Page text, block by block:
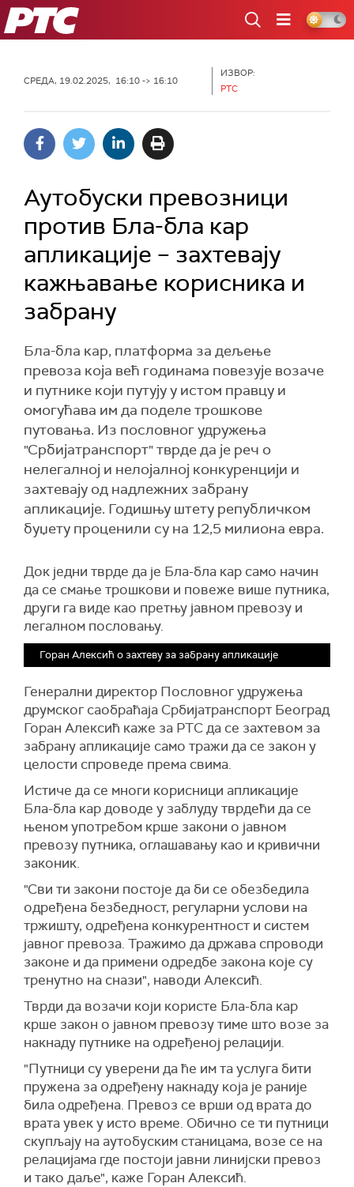
РТС
СРЕДА, 19.02.2025, 16:10 -> 16:10
ИЗВОР:
РТС
Аутобуски превозници
против Бла-бла кар
апликације – захтевају
кажњавање корисника и
забрану
Бла-бла кар, платформа за дељење
превоза која већ годинама повезује возаче
и путнике који путују у истом правцу и
омогућава им да поделе трошкове
путовања. Из пословног удружења
"Србијатранспорт" тврде да је реч о
нелегалној и нелојалној конкуренцији и
захтевају од надлежних забрану
апликације. Годишњу штету републичком
буџету проценили су на 12,5 милиона евра.
Док једни тврде да је Бла-бла кар само начин
да се смање трошкови и повеже више путника,
други га виде као претњу јавном превозу и
легалном пословању.
Горан Алексић о захтеву за забрану апликације
Генерални директор Пословног удружења
друмског саобраћаја Србијатранспорт Београд
Горан Алексић каже за РТС да се захтевом за
забрану апликације само тражи да се закон у
целости спроведе према свима.
Истиче да се многи корисници апликације
Бла-бла кар доводе у заблуду тврдећи да се
њеном употребом крше закони о јавном
превозу путника, оглашавању као и кривични
законик.
"Сви ти закони постоје да би се обезбедила
одређена безбедност, регуларни услови на
тржишту, одређена конкурентност и систем
јавног превоза. Тражимо да држава спроводи
законе и да примени одредбе закона које су
тренутно на снази", наводи Алексић.
Тврди да возачи који користе Бла-бла кар
крше закон о јавном превозу тиме што возе за
накнаду путнике на одређеној релацији.
"Путници су уверени да ће им та услуга бити
пружена за одређену накнаду која је раније
била одређена. Превоз се врши од врата до
врата увек у исто време. Обично се ти путници
скупљају на аутобуским станицама, возе се на
релацијама где постоји јавни линијски превоз
и тако даље", каже Горан Алексић.